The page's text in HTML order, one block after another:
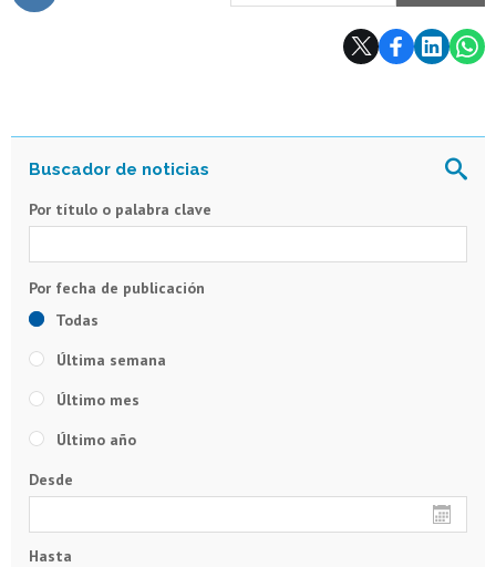
Por título o palabra clave
Todas
Última semana
Último mes
Último año
Desde
Hasta